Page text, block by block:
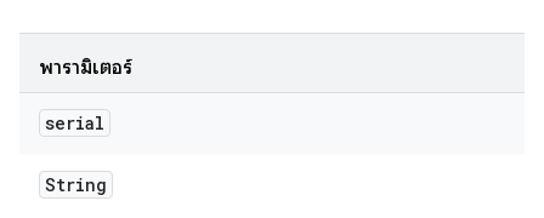
พารามิเตอร์
serial
String